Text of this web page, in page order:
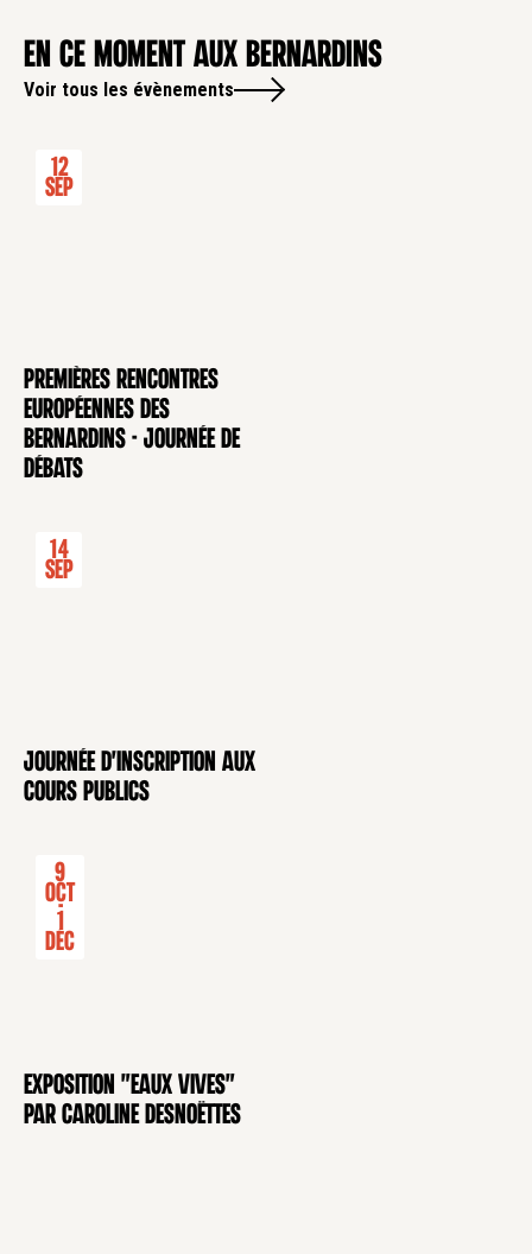
en ce moment aux Bernardins
Voir tous les évènements
CONFÉRENCE
12
Sep
Premières rencontres
européennes des
Bernardins - Journée de
débats
CONFÉRENCE
14
Sep
Journée d'inscription aux
cours publics
EXPOSITION
9
Oct
-
1
Déc
Exposition "Eaux Vives"
par Caroline Desnoëttes